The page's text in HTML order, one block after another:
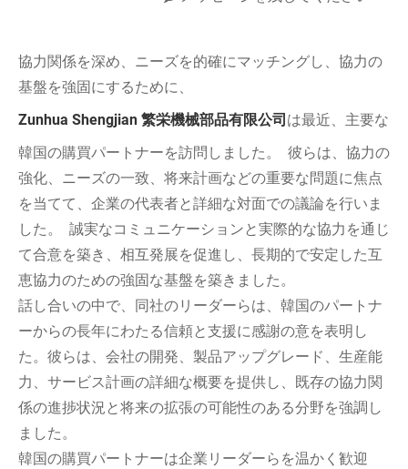
協力関係を深め、ニーズを的確にマッチングし、協力の
基盤を強固にするために、
Zunhua Shengjian 繁栄機械部品有限公司 は最近、主要な
韓国の購買パートナーを訪問しました。 彼らは、協力の
強化、ニーズの一致、将来計画などの重要な問題に焦点
を当てて、企業の代表者と詳細な対面での議論を行いま
した。 誠実なコミュニケーションと実際的な協力を通じ
て合意を築き、相互発展を促進し、長期的で安定した互
恵協力のための強固な基盤を築きました。
話し合いの中で、同社のリーダーらは、韓国のパートナ
ーからの長年にわたる信頼と支援に感謝の意を表明し
た。彼らは、会社の開発、製品アップグレード、生産​​能
力、サービス計画の詳細な概要を提供し、既存の協力関
係の進捗状況と将来の拡張の可能性のある分野を強調し
ました。
韓国の購買パートナーは企業リーダーらを温かく歓迎